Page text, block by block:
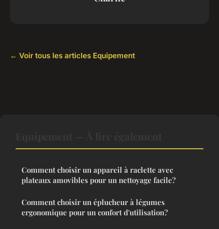
← Voir tous les articles Equipement
Comment choisir un appareil à raclette avec
plateaux amovibles pour un nettoyage facile?
Comment choisir un éplucheur à légumes
ergonomique pour un confort d'utilisation?